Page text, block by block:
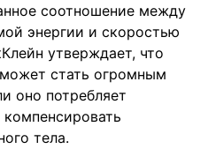
соотношение между
энергии и скоростью
утверждает, что
стать огромным
оно потребляет
тела.